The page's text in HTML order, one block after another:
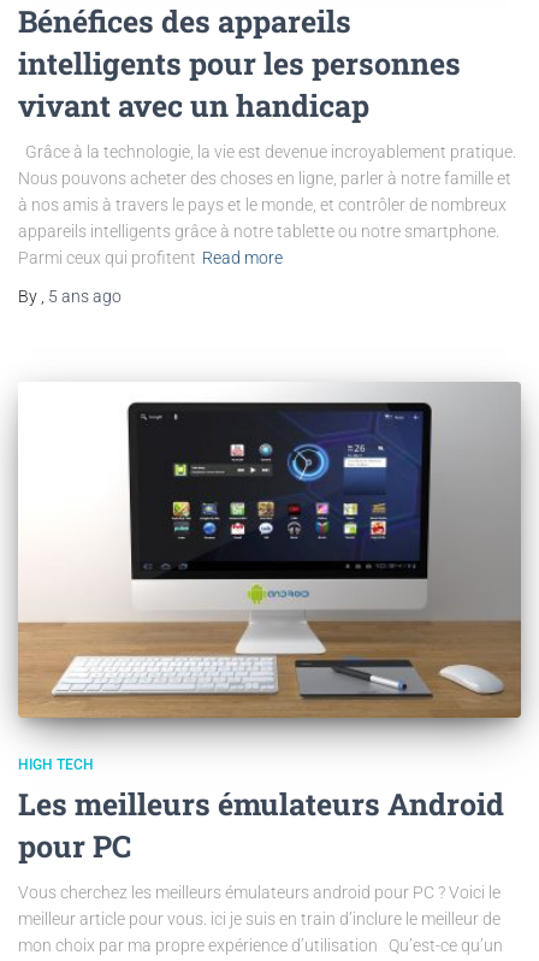
Bénéfices des appareils
intelligents pour les personnes
vivant avec un handicap
Grâce à la technologie, la vie est devenue incroyablement pratique.
Nous pouvons acheter des choses en ligne, parler à notre famille et
à nos amis à travers le pays et le monde, et contrôler de nombreux
appareils intelligents grâce à notre tablette ou notre smartphone.
Parmi ceux qui profitent Read more
By , 5 ansago
HIGH TECH
Les meilleurs émulateurs Android
pour PC
Vous cherchez les meilleurs émulateurs android pour PC ? Voici le
meilleur article pour vous. ici je suis en train d’inclure le meilleur de
mon choix par ma propre expérience d’utilisation Qu’est-ce qu’un